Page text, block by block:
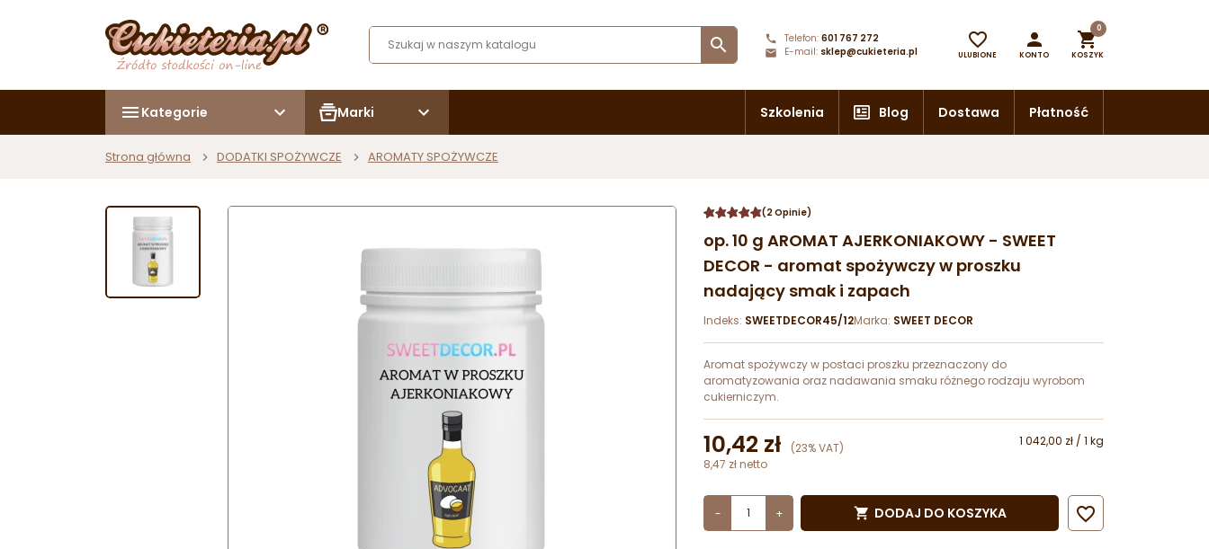
 Telefon: 601 767 272
E-mail: sklep@cukieteria.pl

ULUBIONE

KONTO

0
KOSZYK
Kategorie Marki Szkolenia Blog Dostawa Płatność
Strona główna DODATKI SPOŻYWCZE AROMATY SPOŻYWCZE
(2 Opinie)
op. 10 g AROMAT AJERKONIAKOWY - SWEET
DECOR - aromat spożywczy w proszku
nadający smak i zapach
Indeks: SWEETDECOR45/12Marka: SWEET DECOR
Aromat spożywczy w postaci proszku przeznaczony do
aromatyzowania oraz nadawania smaku różnego rodzaju wyrobom
cukierniczym.
10,42 zł (23% VAT)
1 042,00 zł / 1 kg
8,47 zł netto
- +  DODAJ DO KOSZYKA 